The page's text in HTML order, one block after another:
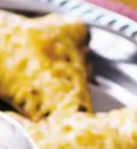
Duw de randen